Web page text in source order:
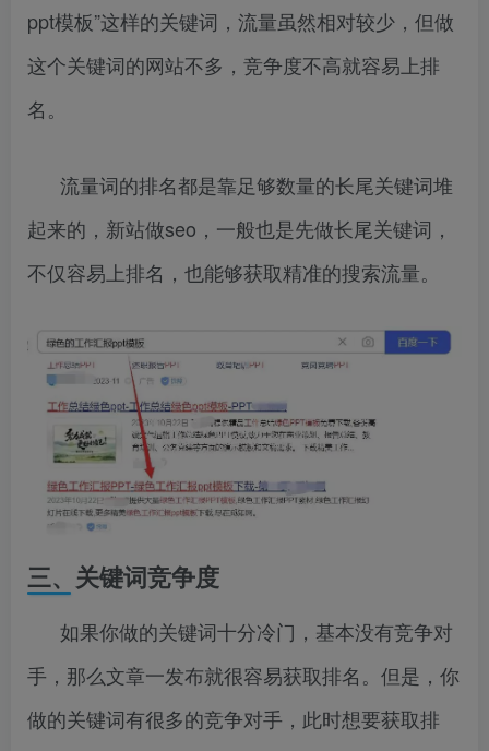
ppt模板”这样的关键词，流量虽然相对较少，但做
这个关键词的网站不多，竞争度不高就容易上排
名。
流量词的排名都是靠足够数量的长尾关键词堆
起来的，新站做seo，一般也是先做长尾关键词，
不仅容易上排名，也能够获取精准的搜索流量。
三、关键词竞争度
如果你做的关键词十分冷门，基本没有竞争对
手，那么文章一发布就很容易获取排名。但是，你
做的关键词有很多的竞争对手，此时想要获取排